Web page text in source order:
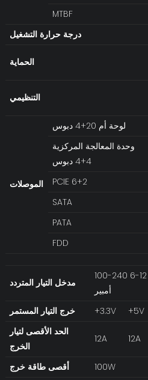
MTBF
درجة حرارة التشغيل
الحماية
التنظيمي
الموصلات
لوحة أم 20+4 دبوس
وحدة المعالجة المركزية
4+4 دبوس
PCIE 6+2
SATA
PATA
FDD
مدخل التيار المتردد
100-240 فولت تيار متردد 50-60 هرتز 12-6
أمبير
خرج التيار المستمر
+3.3V +5V
الحد الأقصى لتيار
الخرج
12A 12A
أقصى طاقة خرج 100W